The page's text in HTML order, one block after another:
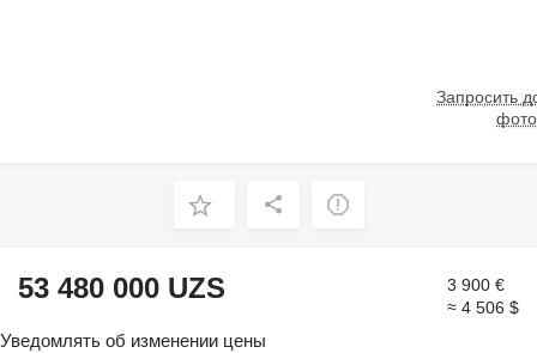
Запросить
53 480 000 UZS
3 900 €
≈ 4 506 $
Уведомлять об изменении цены